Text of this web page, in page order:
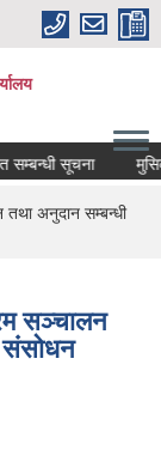
सूचना
तथा अनुदान सम्बन्धी
सञ्चालन
संसोधन